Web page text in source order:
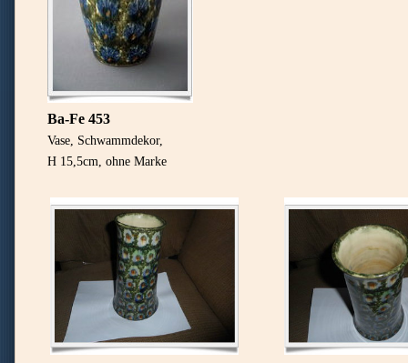
Ba-Fe 453
Vase, Schwammdekor,
H 15,5cm, ohne Marke